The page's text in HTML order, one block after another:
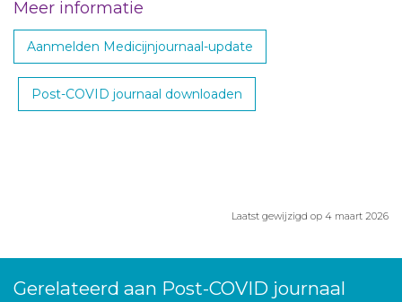
Meer informatie
Aanmelden Medicijnjournaal-update
Post-COVID journaal downloaden
Laatst gewijzigd op 4 maart 2026
Gerelateerd aan Post-COVID journaal